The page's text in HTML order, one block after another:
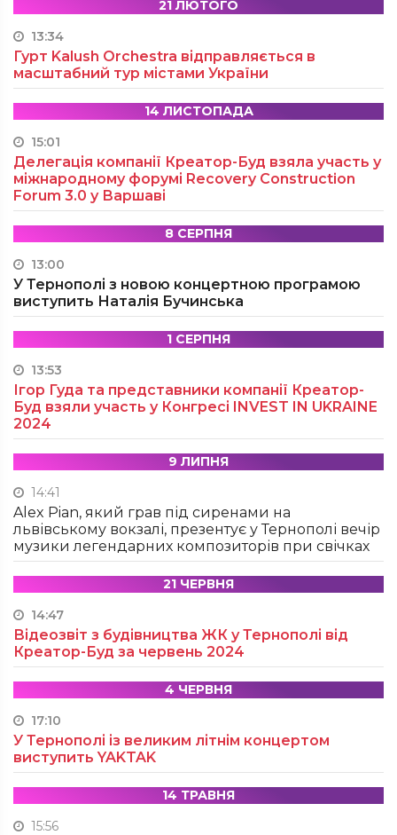
21 ЛЮТОГО
13:34
Гурт Kalush Orchestra відправляється в
масштабний тур містами України
14 ЛИСТОПАДА
15:01
Делегація компанії Креатор-Буд взяла участь у
міжнародному форумі Recovery Construction
Forum 3.0 у Варшаві
8 СЕРПНЯ
13:00
У Тернополі з новою концертною програмою
виступить Наталія Бучинська
1 СЕРПНЯ
13:53
Ігор Гуда та представники компанії Креатор-
Буд взяли участь у Конгресі INVEST IN UKRAINE
2024
9 ЛИПНЯ
14:41
Alex Pian, який грав під сиренами на
львівському вокзалі, презентує у Тернополі вечір
музики легендарних композиторів при свічках
21 ЧЕРВНЯ
14:47
Відеозвіт з будівництва ЖК у Тернополі від
Креатор-Буд за червень 2024
4 ЧЕРВНЯ
17:10
У Тернополі із великим літнім концертом
виступить YAKTAK
14 ТРАВНЯ
15:56